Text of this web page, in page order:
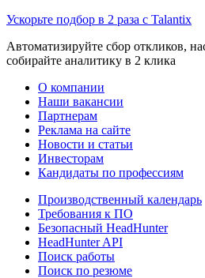
Ускорьте подбор в 2 раза с Talantix
Автоматизируйте сбор откликов,
собирайте аналитику в 2 клика
О компании
Наши вакансии
Партнерам
Реклама на сайте
Новости и статьи
Инвесторам
Кандидаты по профессиям
Производственный календарь
Требования к ПО
Безопасный HeadHunter
HeadHunter API
Поиск работы
Поиск по резюме